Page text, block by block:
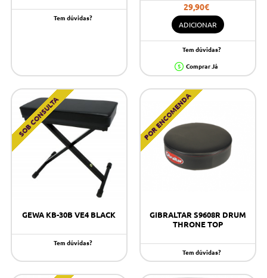
Tem dúvidas?
29,90€
ADICIONAR
Tem dúvidas?
Comprar Já
SOB CONSULTA
GEWA KB-30B VE4 BLACK
Tem dúvidas?
POR ENCOMENDA
GIBRALTAR S9608R DRUM
THRONE TOP
Tem dúvidas?